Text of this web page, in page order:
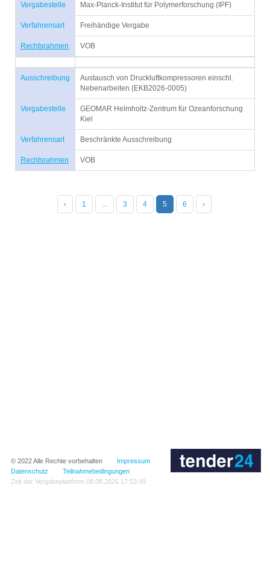
Vergabestelle Max-Planck-Institut für Polymerforschung (IPF)
Verfahrensart Freihändige Vergabe
Rechtsrahmen VOB
Ausschreibung
Austausch von Druckluftkompressoren einschl.
Nebenarbeiten (EKB2026-0005)
Vergabestelle
GEOMAR Helmholtz-Zentrum für Ozeanforschung
Kiel
Verfahrensart Beschränkte Ausschreibung
Rechtsrahmen VOB
‹ 1 ... 3 4 5 6 ›
© 2022Alle Rechte vorbehalten
Impressum
Datenschutz
Teilnahmebedingungen
Zeit der Vergabeplattform 08.08.2026 17:53:49